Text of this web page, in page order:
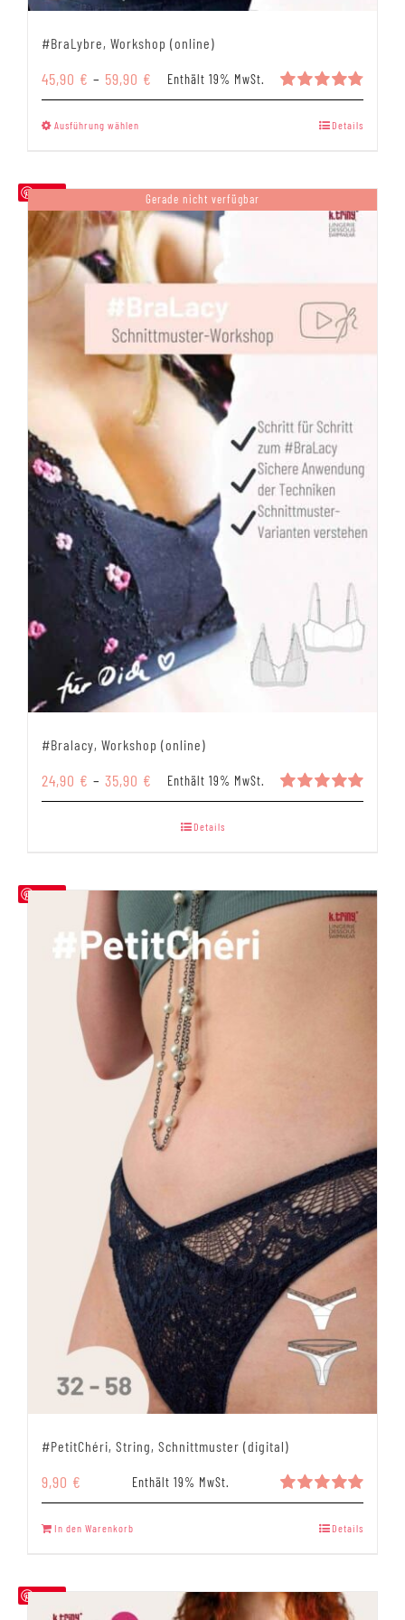
#BraLybre, Workshop (online)
Bewertet
4.86
45,90 € – 59,90 € Preisspanne:
45,90 €
Enthält 19% MwSt.
Ausführung wählen
mehrere
Varianten
auf.
Die
Optionen
können
auf
der
Produktseite
gewählt
werden
Details
Save
Gerade nicht verfügbar
#Bralacy, Workshop (online)
Bewertet
24,90 € – 35,90 € Preisspanne:
24,90 €
Enthält 19% MwSt.
Details
Save
#PetitChéri, String, Schnittmuster (digital)
Bewertet
5.00
9,90 € Enthält 19% MwSt.
In den Warenkorb Details
Save